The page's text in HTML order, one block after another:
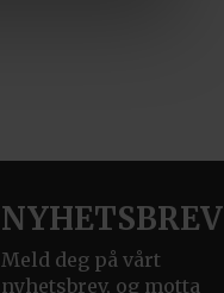
NYHETSBREV
Meld deg på vårt
nyhetsbrev, og motta